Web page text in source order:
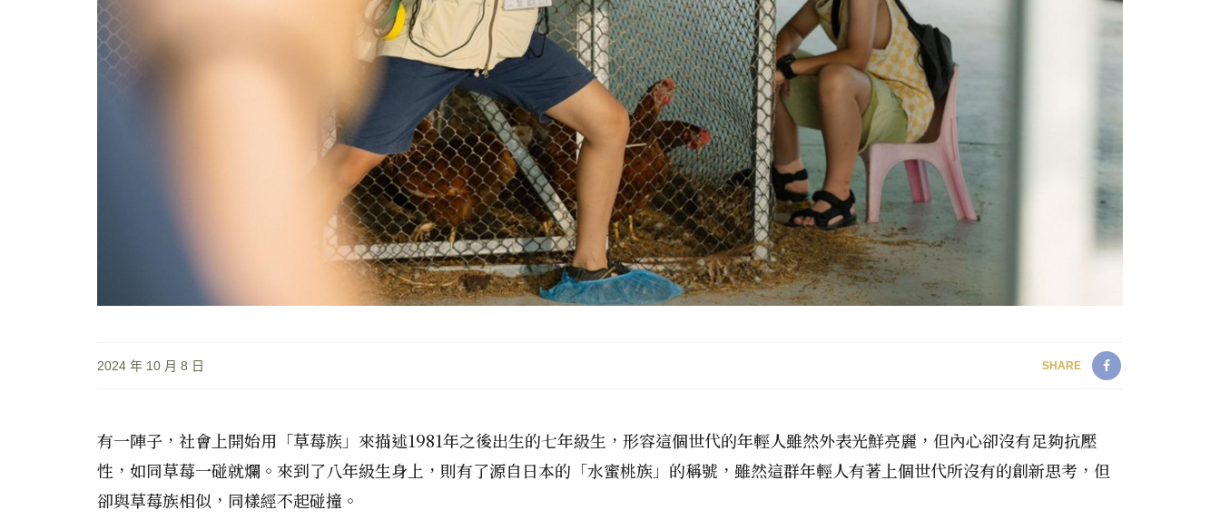
2024 年 10 月 8 日 SHARE
有一陣子，社會上開始用「草莓族」來描述1981年之後出生的七年級生，形容這個世代的年輕人雖然外表光鮮亮麗，但內心卻沒有足夠抗壓
性，如同草莓一碰就爛。來到了八年級生身上，則有了源自日本的「水蜜桃族」的稱號，雖然這群年輕人有著上個世代所沒有的創新思考，但
卻與草莓族相似，同樣經不起碰撞。